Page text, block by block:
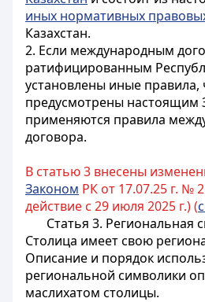
иных нормативных
Казахстан.
2. Если международным
ратифицированным
установлены иные правила,
предусмотрены настоящим
применяются правила
договора.
В статью 3 внесены
Законом РК от 17.07.25 г. №
действие с 29 июля 2025 г.) (
Статья 3. Региональная
Столица имеет свою
Описание и порядок
региональной символики
маслихатом столицы.